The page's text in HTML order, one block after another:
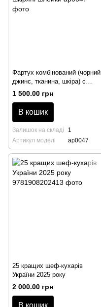
Фартух комбінований (чорний
джинс, тканина, шкіра) с
кишенями + знімні шкіряні
1 500.00 грн
В кошик
Залишок на складі
1
Артикул моделі
ap0047
25 кращих шеф-кухарів
України 2025 року
2 000.00 грн